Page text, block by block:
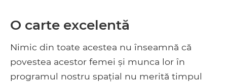
O carte excelentă
Nimic din toate acestea nu înseamnă că
povestea acestor femei și munca lor în
programul nostru spațial nu merită timpul